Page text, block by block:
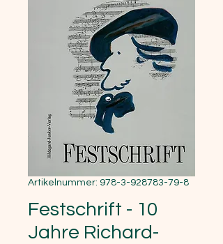
Artikelnummer: 978-3-928783-79-8
Festschrift - 10
Jahre Richard-